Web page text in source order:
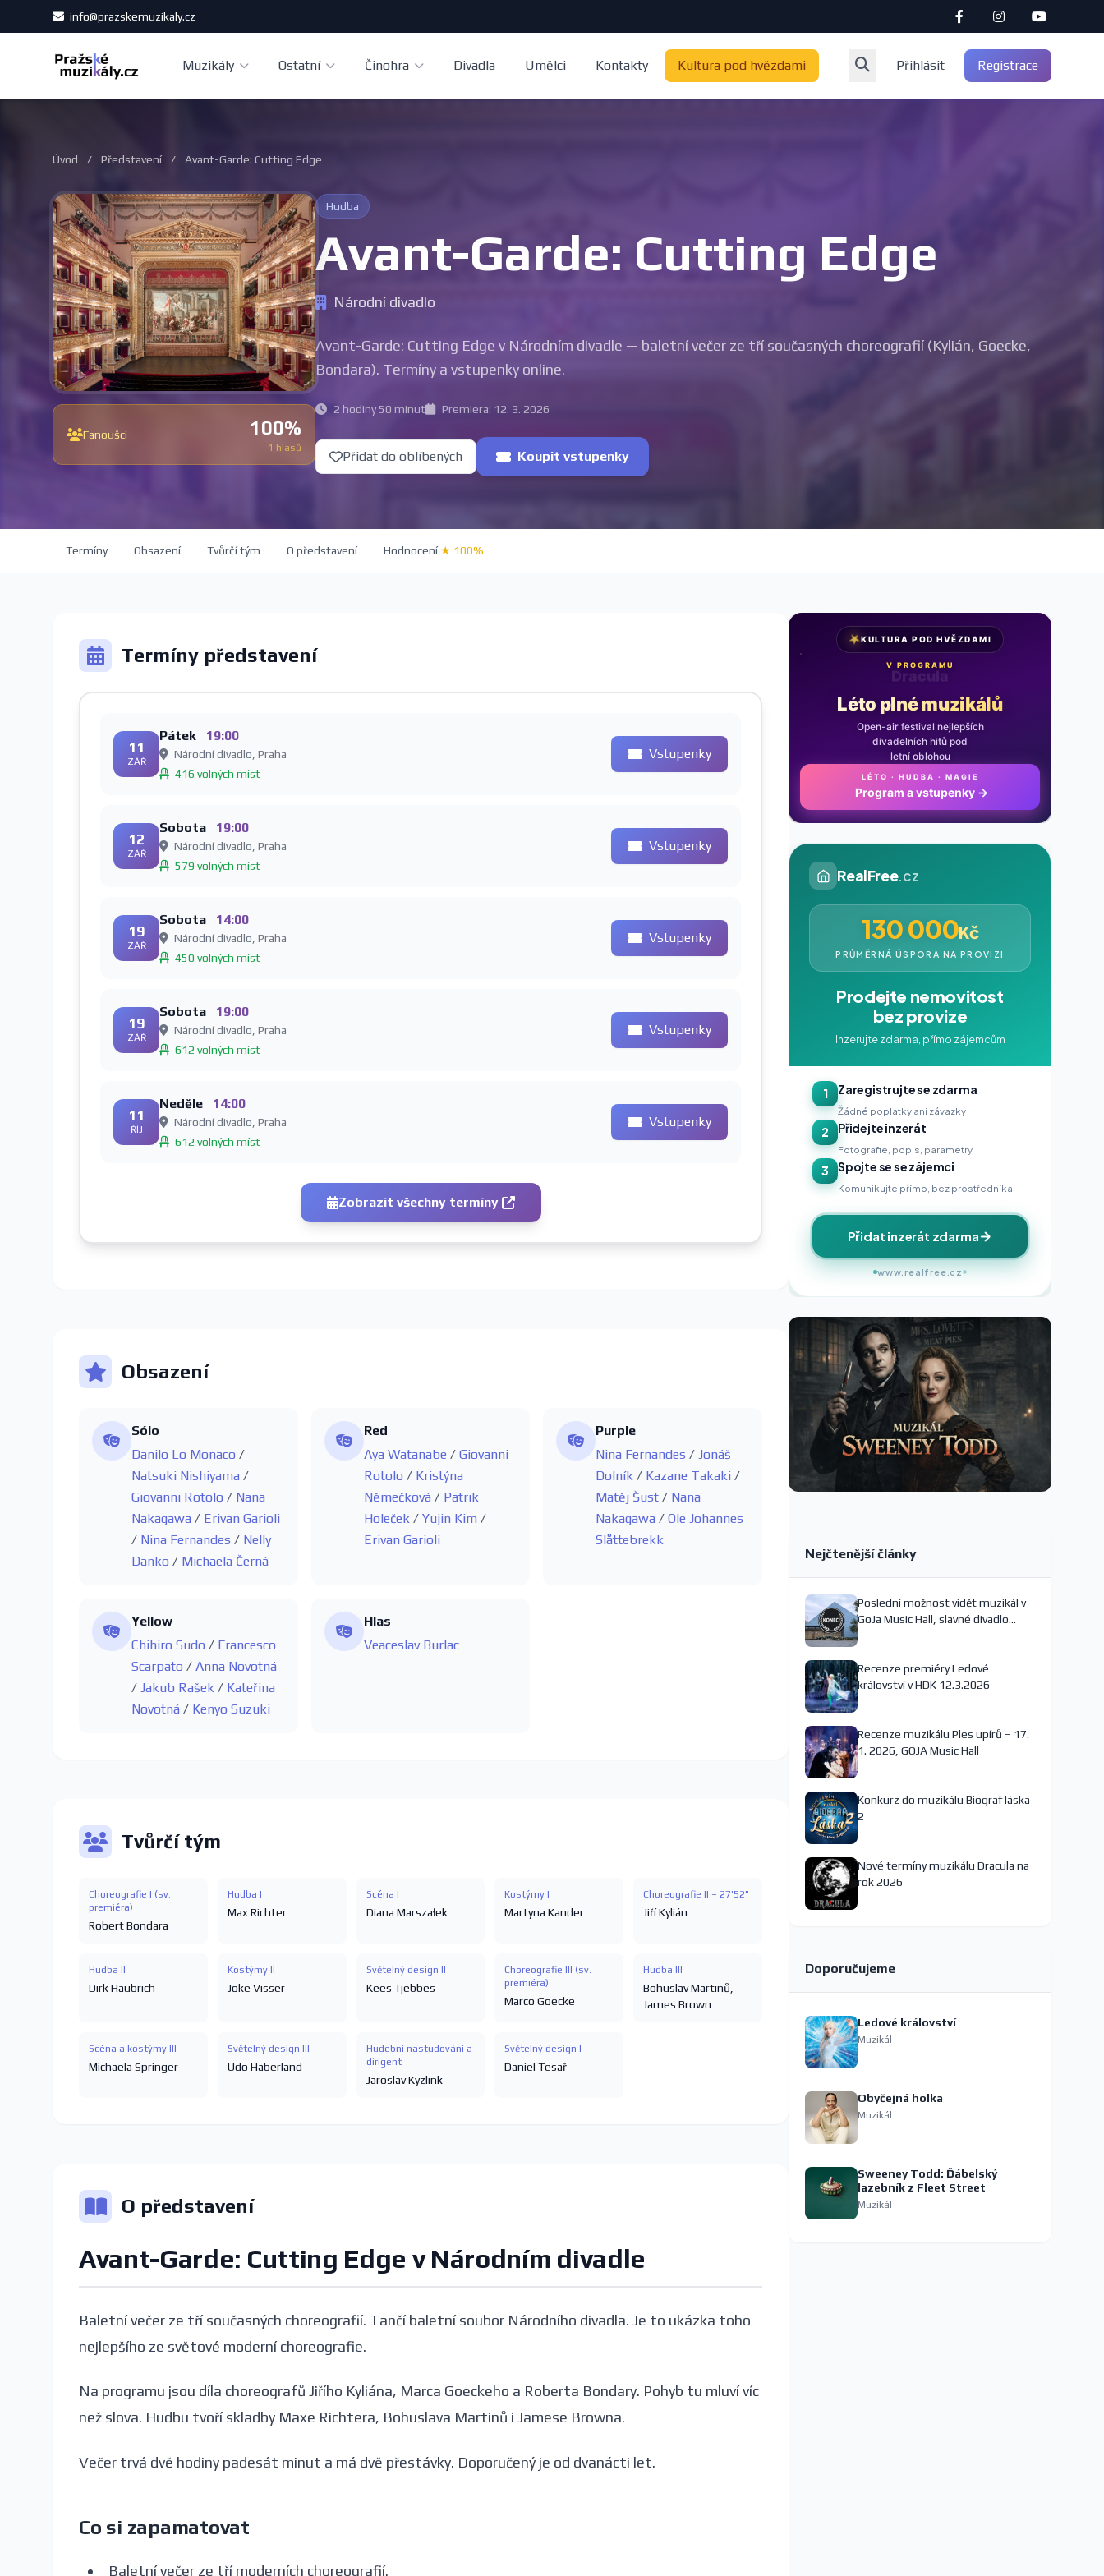
info@prazskemuzikaly.cz
Muzikály Ostatní Činohra Divadla Umělci Kontakty Kultura pod hvězdami Přihlásit Registrace
Úvod / Představení / Avant-Garde: Cutting Edge
Fanoušci 100%
1 hlasů
Hudba
Avant-Garde: Cutting Edge
Národní divadlo
Avant-Garde: Cutting Edge v Národním divadle — baletní večer ze tří současných choreografií (Kylián, Goecke,
Bondara). Termíny a vstupenky online.
2 hodiny 50 minut Premiera: 12. 3. 2026
Přidat do oblíbených Koupit vstupenky
Termíny Obsazení Tvůrčí tým O představení Hodnocení★ 100%
Termíny představení
11
ZÁŘ
Pátek 19:00
Národní divadlo, Praha
416 volných míst
Vstupenky
12
ZÁŘ
Sobota 19:00
Národní divadlo, Praha
579 volných míst
Vstupenky
19
ZÁŘ
Sobota 14:00
Národní divadlo, Praha
450 volných míst
Vstupenky
19
ZÁŘ
Sobota 19:00
Národní divadlo, Praha
612 volných míst
Vstupenky
11
ŘÍJ
Neděle 14:00
Národní divadlo, Praha
612 volných míst
Vstupenky
Zobrazit všechny termíny
Obsazení
Sólo
Danilo Lo Monaco /
Natsuki Nishiyama /
Giovanni Rotolo / Nana
Nakagawa / Erivan Garioli
/ Nina Fernandes / Nelly
Danko / Michaela Černá
Red
Aya Watanabe / Giovanni
Rotolo / Kristýna
Němečková / Patrik
Holeček/ Yujin Kim /
Erivan Garioli
Purple
Nina Fernandes /Jonáš
Dolník / Kazane Takaki /
Matěj Šust / Nana
Nakagawa /Ole Johannes
Slåttebrekk
Yellow
Chihiro Sudo / Francesco
Scarpato / Anna Novotná
/ Jakub Rašek / Kateřina
Novotná / Kenyo Suzuki
Hlas
Veaceslav Burlac
Tvůrčí tým
Choreografie I (sv.
premiéra)
Robert Bondara
Hudba I
Max Richter
Scéna I
Diana Marszałek
Kostýmy I
Martyna Kander
Choreografie II – 27'52"
Jiří Kylián
Hudba II
Dirk Haubrich
Kostýmy II
Joke Visser
Světelný design II
Kees Tjebbes
Choreografie III (sv.
premiéra)
Marco Goecke
Hudba III
Bohuslav Martinů
James Brown
Scéna a kostýmy III
Michaela Springer
Světelný design III
Udo Haberland
Hudební nastudování a
dirigent
Jaroslav Kyzlink
Světelný design I
Daniel Tesař
O představení
Avant-Garde: Cutting Edge v Národním divadle
Baletní večer ze tří současných choreografií. Tančí baletní soubor Národního divadla. Je to ukázka toho
nejlepšího ze světové moderní choreografie.
Na programu jsou díla choreografů Jiřího Kyliána, Marca Goeckeho a Roberta Bondary. Pohyb tu mluví víc
než slova. Hudbu tvoří skladby Maxe Richtera, Bohuslava Martinů i Jamese Browna.
Večer trvá dvě hodiny padesát minut a má dvě přestávky. Doporučený je od dvanácti let.
Co si zapamatovat
Baletní večer ze tří moderních choreografií.
★KULTURA POD HVĚZDAMI
V PROGRAMU
Noc na Karlštejně
Léto plné muzikálů
Open-air festival nejlepších
divadelních hitů pod
letní oblohou
LÉTO · HUDBA · MAGIE
Program a vstupenky→
RealFree.cz
130 000Kč
PRŮMĚRNÁ ÚSPORA NA PROVIZI
Prodejte nemovitost
bez provize
Inzerujte zdarma, přímo zájemcům
1 Zaregistrujte se zdarma
Žádné poplatky ani závazky
2 Přidejte inzerát
Fotografie, popis, parametry
3 Spojte se se zájemci
Komunikujte přímo, bez prostředníka
Přidat inzerát zdarma
www.realfree.cz
Nejčtenější články
Poslední možnost vidět muzikál v
GoJa Music Hall, slavné divadlo
Recenze premiéry Ledové
království v HDK 12.3.2026
Recenze muzikálu Ples upírů – 17.
1. 2026, GOJA Music Hall
Konkurz do muzikálu Biograf láska
2
Nové termíny muzikálu Dracula na
rok 2026
Doporučujeme
Ledové království
Muzikál
Obyčejná holka
Muzikál
Sweeney Todd: Ďábelský
lazebník z Fleet Street
Muzikál